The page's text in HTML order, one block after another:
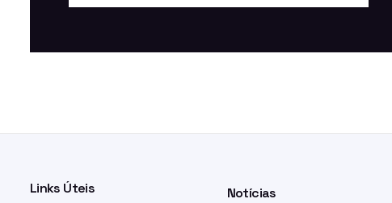
Links Úteis Notícias